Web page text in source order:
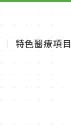
特色醫療項目